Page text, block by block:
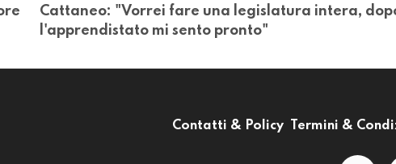
Cattaneo: "Vorrei fare una legislatura intera,
l'apprendistato mi sento pronto"
Contatti & Policy Termini &